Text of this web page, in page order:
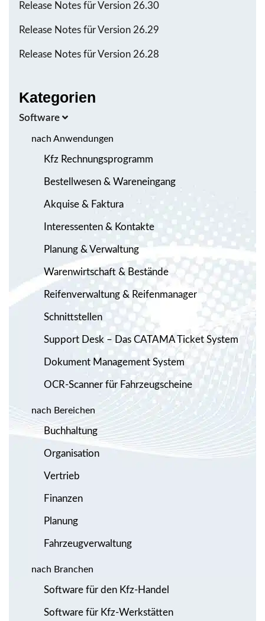
Release Notes für Version 26.30
Release Notes für Version 26.29
Release Notes für Version 26.28
Kategorien
Software
nach Anwendungen
Kfz Rechnungsprogramm
Bestellwesen & Wareneingang
Akquise & Faktura
Interessenten & Kontakte
Planung & Verwaltung
Warenwirtschaft & Bestände
Reifenverwaltung & Reifenmanager
Schnittstellen
Support Desk – Das CATAMA Ticket System
Dokument Management System
OCR-Scanner für Fahrzeugscheine
nach Bereichen
Buchhaltung
Organisation
Vertrieb
Finanzen
Planung
Fahrzeugverwaltung
nach Branchen
Software für den Kfz-Handel
Software für Kfz-Werkstätten